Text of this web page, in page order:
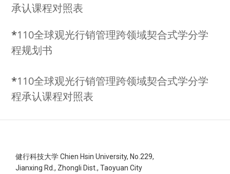
承认课程对照表
*110全球观光行销管理跨领域契合式学分学
程规划书
*110全球观光行销管理跨领域契合式学分学
程承认课程对照表
健行科技大学 Chien Hsin University, No.229,
Jianxing Rd., Zhongli Dist., Taoyuan City